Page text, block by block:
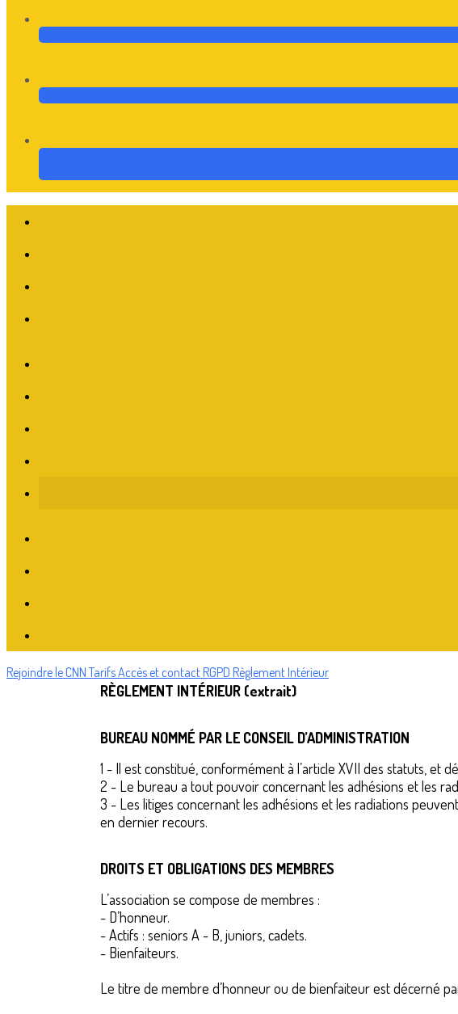
Rejoindre le CNNTarifsAccès et contact RGPD Règlement Intérieur
RÈGLEMENT INTÉRIEUR (extrait)
BUREAU NOMMÉ PAR LE CONSEIL D’ADMINISTRATION
1 - Il est constitué, conformément à l’article XVII des statuts,
2 - Le bureau a tout pouvoir concernant les adhésions et les
3 - Les litiges concernant les adhésions et les radiations
en dernier recours.
DROITS ET OBLIGATIONS DES MEMBRES
L’association se compose de membres :
- D’honneur.
- Actifs : seniors A - B, juniors, cadets.
- Bienfaiteurs.
Le titre de membre d’honneur ou de bienfaiteur est décerné